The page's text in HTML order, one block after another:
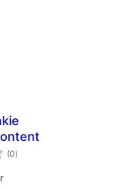
(0puntuacions
totals
)